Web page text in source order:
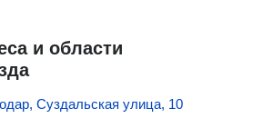
и области
Суздальская улица, 10